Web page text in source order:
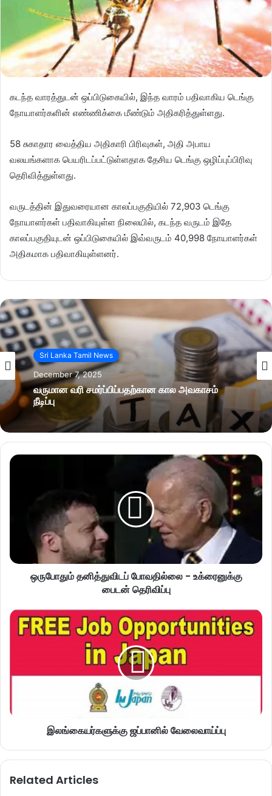
கடந்த வாரத்துடன் ஒப்பிடுகையில், இந்த வாரம் பதிவாகிய டெங்கு
நோயாளர்களின் எண்ணிக்கை மீண்டும் அதிகரித்துள்ளது.
58 சுகாதார வைத்திய அதிகாரி பிரிவுகள், அதி அபாய
வலயங்களாக பெயரிடப்பட்டுள்ளதாக தேசிய டெங்கு ஒழிப்புப்பிரிவு
தெரிவித்துள்ளது.
வருடத்தின் இதுவரையான காலப்பகுதியில் 72,903 டெங்கு
நோயாளர்கள் பதிவாகியுள்ள நிலையில், கடந்த வருடம் இதே
காலப்பகுதியுடன் ஒப்பிடுகையில் இவ்வருடம் 40,998 நோயாளர்கள்
அதிகமாக பதிவாகியுள்ளனர்.
Sri Lanka Tamil News
December 7, 2025
வருமான வரி சமர்ப்பிப்பதற்கான கால அவகாசம்
நீடிப்பு
ஒருபோதும் தனித்துவிடப் போவதில்லை - உக்ரைனுக்கு
பைடன் தெரிவிப்பு
இலங்கையர்களுக்கு ஜப்பானில் வேலைவாய்ப்பு
Related Articles